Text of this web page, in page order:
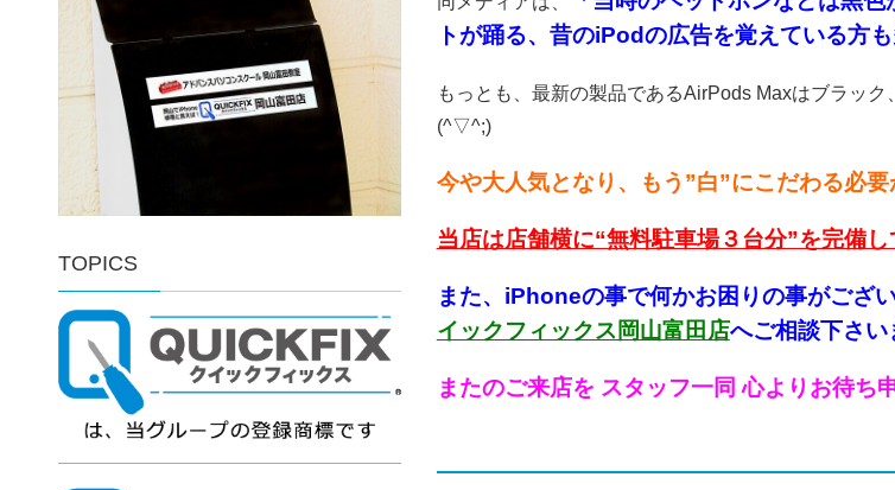
トが踊る、昔のiPodの広告を覚えている方も
もっとも、最新の製品であるAirPods Maxはブラッ
(^▽^;)
今や大人気となり、もう”白”にこだわる必
当店は店舗横に“無料駐車場３台分”を完備
また、iPhoneの事で何かお困りの事がござ
イックフィックス岡山富田店へご相談下さ
またのご来店を スタッフ一同 心よりお待
TOPICS